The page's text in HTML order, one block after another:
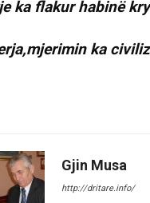
ka flakur habinë
ka
Gjin Musa
http://dritare.info/